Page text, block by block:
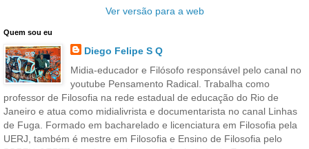
Ver versão para a web
Quem sou eu
Diego Felipe S Q
Midia-educador e Filósofo responsável pelo canal no
youtube Pensamento Radical. Trabalha como
professor de Filosofia na rede estadual de educação do Rio de
Janeiro e atua como midialivrista e documentarista no canal Linhas
de Fuga. Formado em bacharelado e licenciatura em Filosofia pela
UERJ, também é mestre em Filosofia e Ensino de Filosofia pelo